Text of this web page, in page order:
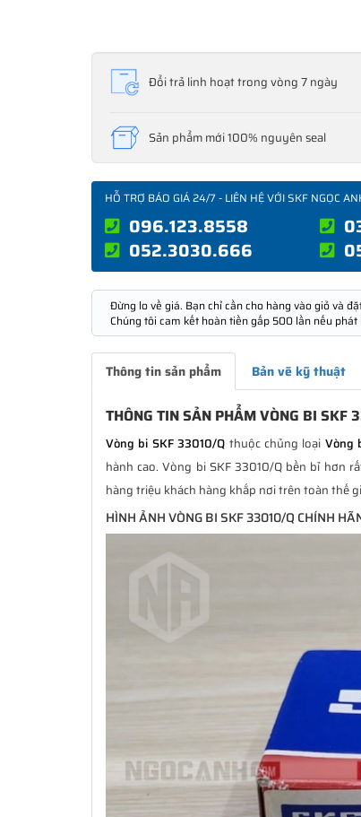
Đổi trả linh hoạt trong vòng 7 ngày
Sản phẩm mới 100% nguyên seal
HỖ TRỢ BÁO GIÁ 24/7 - LIÊN HỆ VỚI SKF NGỌC
096.123.8558
052.3030.666
Đừng lo về giá. Bạn chỉ cần cho hàng vào giỏ và
Chúng tôi cam kết hoàn tiền gấp 500 lần nếu
Thông tin sản phẩm Bản vẽ kỹ thuật
THÔNG TIN SẢN PHẨM VÒNG BI SKF
Vòng bi SKF 33010/Q thuộc chủng loại Vòng
hành cao. Vòng bi SKF 33010/Q bền bỉ hơn
hàng triệu khách hàng khắp nơi trên toàn thế
HÌNH ẢNH VÒNG BI SKF 33010/Q CHÍNH